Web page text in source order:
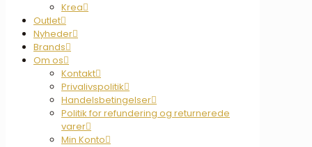
Krea
Outlet
Nyheder
Brands
Om os
Kontakt
Privalivspolitik
Handelsbetingelser
Politik for refundering og returnerede
varer
Min Konto